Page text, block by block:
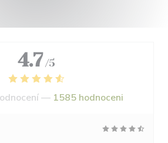
4.7 /5
— 1585 hodnoceni